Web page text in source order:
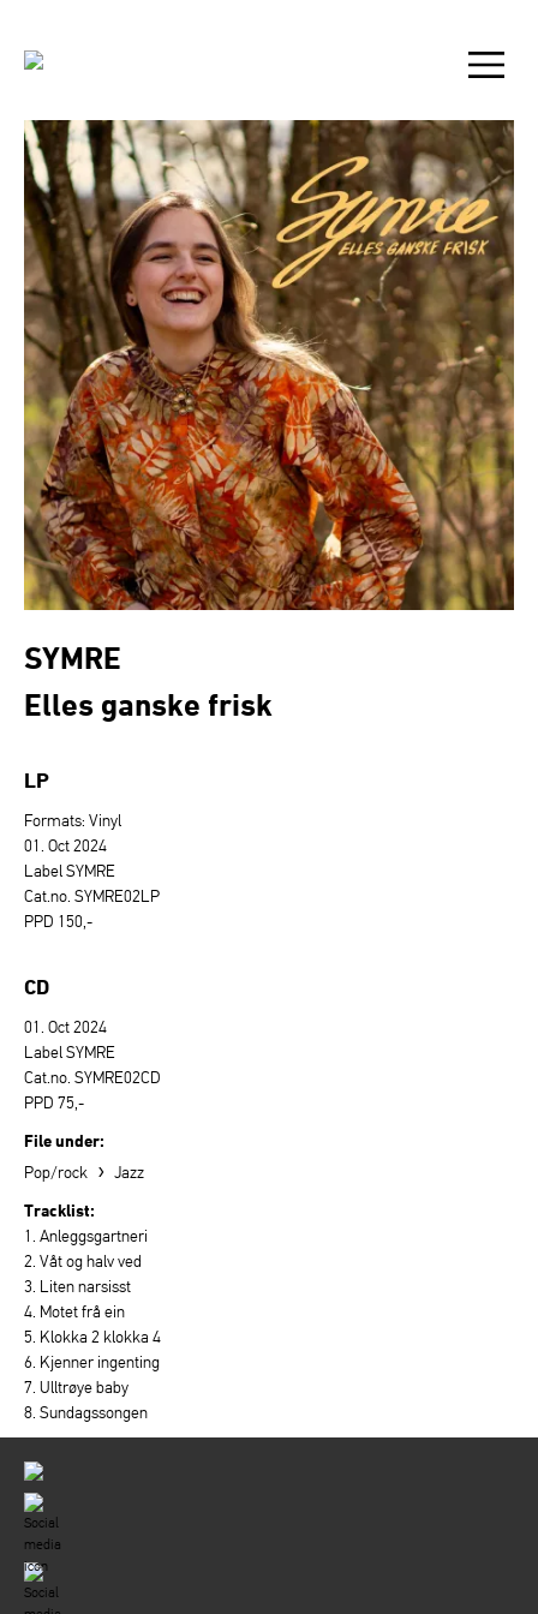
SYMRE
Elles ganske frisk
LP
Formats: Vinyl
01. Oct 2024
Label SYMRE
Cat.no. SYMRE02LP
PPD 150,-
CD
01. Oct 2024
Label SYMRE
Cat.no. SYMRE02CD
PPD 75,-
File under:
Pop/rock › Jazz
Tracklist:
1. Anleggsgartneri
2. Våt og halv ved
3. Liten narsisst
4. Motet frå ein
5. Klokka 2 klokka 4
6. Kjenner ingenting
7. Ulltrøye baby
8. Sundagssongen